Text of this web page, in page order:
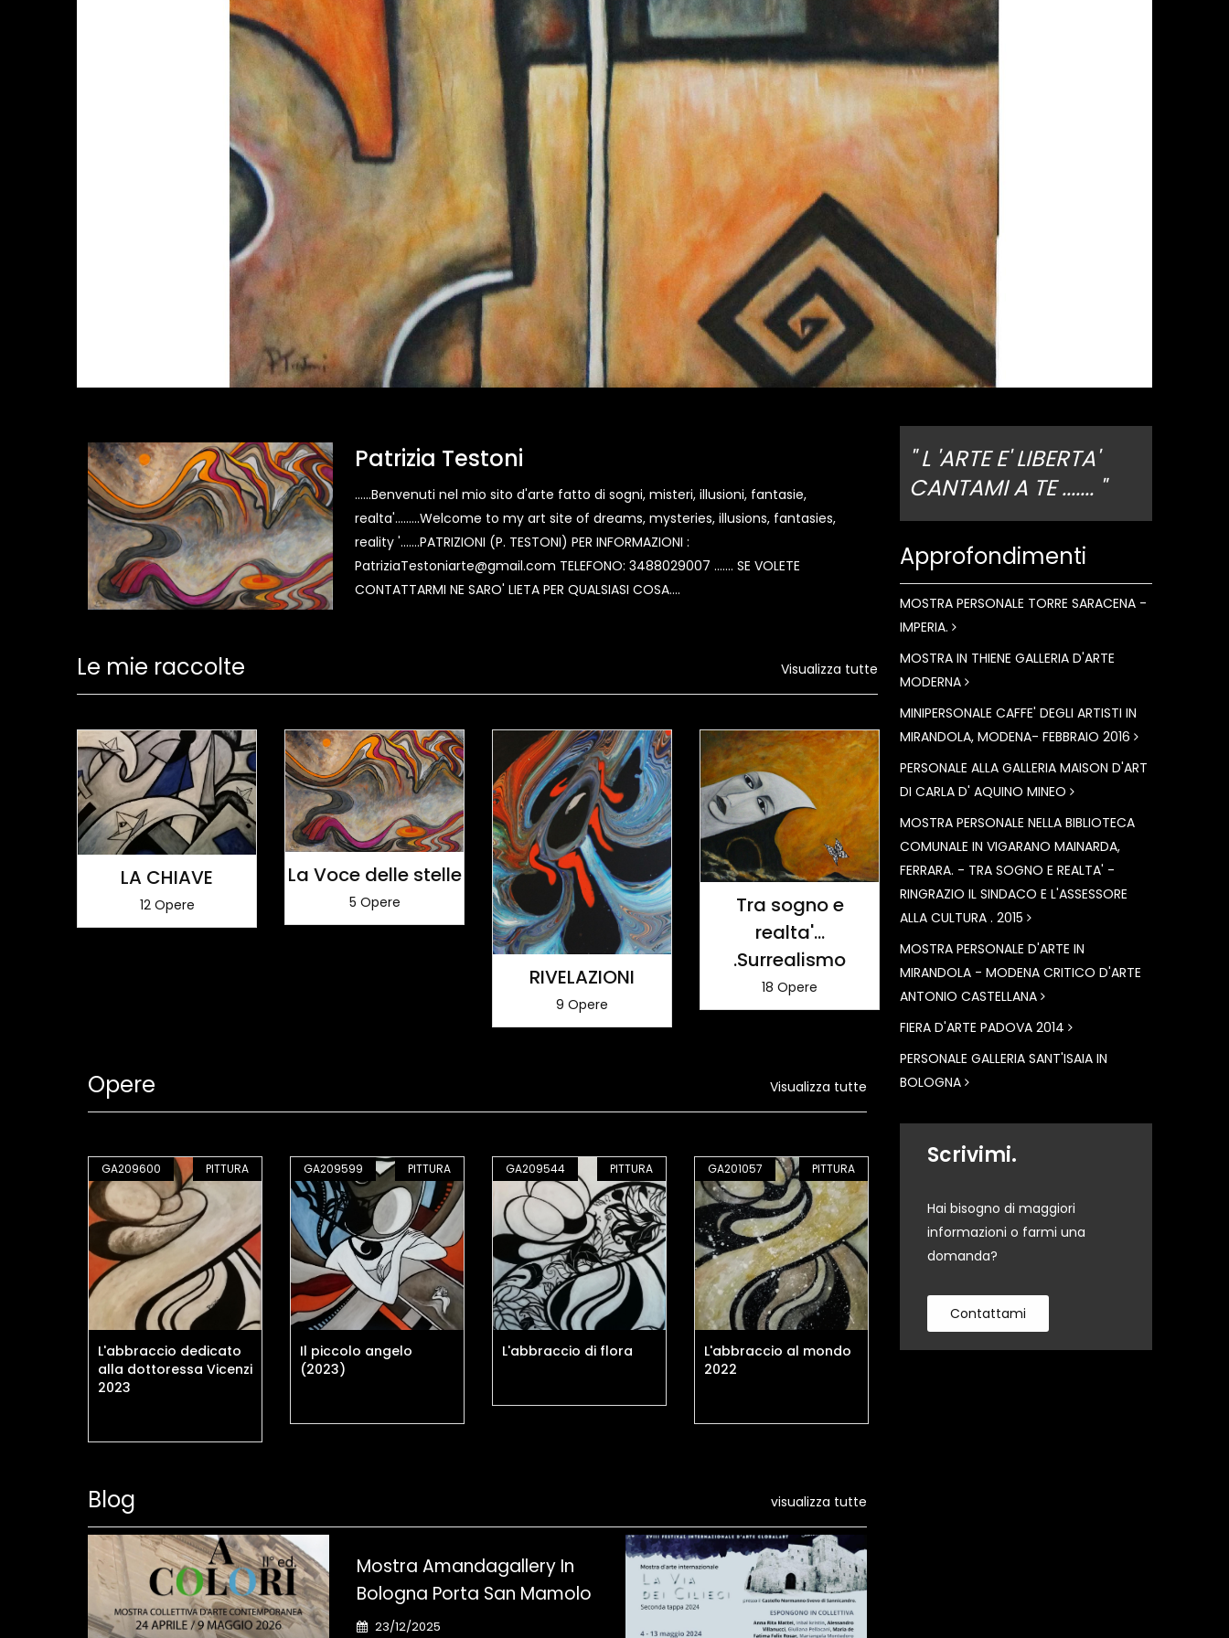
Patrizia Testoni
......Benvenuti nel mio sito d'arte fatto di sogni, misteri, illusioni, fantasie,
realta'.........Welcome to my art site of dreams, mysteries, illusions, fantasies,
reality '.......PATRIZIONI (P. TESTONI) PER INFORMAZIONI :
PatriziaTestoniarte@gmail.com TELEFONO: 3488029007 ....... SE VOLETE
CONTATTARMI NE SARO' LIETA PER QUALSIASI COSA....
Visualizza tutte
Le mie raccolte
LA CHIAVE
12 Opere
La Voce delle stelle
5 Opere
RIVELAZIONI
9 Opere
Tra sogno e
realta'...
.Surrealismo
18 Opere
Visualizza tutte
Opere
GA209600 PITTURA
L'abbraccio dedicato
alla dottoressa Vicenzi
2023
GA209599 PITTURA
Il piccolo angelo
(2023)
GA209544 PITTURA
L'abbraccio di flora
GA201057 PITTURA
L'abbraccio al mondo
2022
Il mercante di sogni Portami via....
visualizza tutte
Blog
Mostra Amandagallery In
Bologna Porta San Mamolo
23/12/2025
" L 'ARTE E' LIBERTA'
CANTAMI A TE ....... "
Approfondimenti
MOSTRA PERSONALE TORRE SARACENA -
IMPERIA.
MOSTRA IN THIENE GALLERIA D'ARTE
MODERNA
MINIPERSONALE CAFFE' DEGLI ARTISTI IN
MIRANDOLA, MODENA- FEBBRAIO 2016
PERSONALE ALLA GALLERIA MAISON D'ART
DI CARLA D' AQUINO MINEO
MOSTRA PERSONALE NELLA BIBLIOTECA
COMUNALE IN VIGARANO MAINARDA,
FERRARA. - TRA SOGNO E REALTA' -
RINGRAZIO IL SINDACO E L'ASSESSORE
ALLA CULTURA . 2015
MOSTRA PERSONALE D'ARTE IN
MIRANDOLA - MODENA CRITICO D'ARTE
ANTONIO CASTELLANA
FIERA D'ARTE PADOVA 2014
PERSONALE GALLERIA SANT'ISAIA IN
BOLOGNA
Scrivimi.
Hai bisogno di maggiori
informazioni o farmi una
domanda?
Contattami